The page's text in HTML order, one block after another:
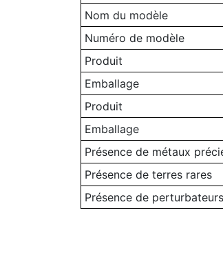
Nom du modèle
Numéro de modèle
Produit
Emballage
Produit
Emballage
Présence de métaux
Présence de terres rares
Présence de